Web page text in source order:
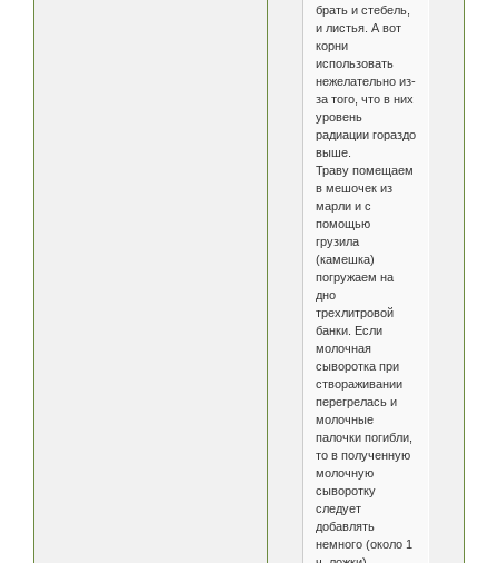
брать и стебель,
и листья. А вот
корни
использовать
нежелательно из-
за того, что в них
уровень
радиации гораздо
выше.
Траву помещаем
в мешочек из
марли и с
помощью
грузила
(камешка)
погружаем на
дно
трехлитровой
банки. Если
молочная
сыворотка при
створаживании
перегрелась и
молочные
палочки погибли,
то в полученную
молочную
сыворотку
следует
добавлять
немного (около 1